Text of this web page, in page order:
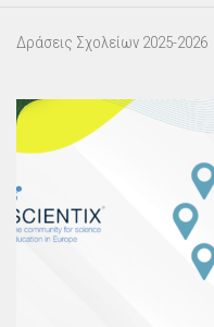
Δράσεις Σχολείων 2025-2026